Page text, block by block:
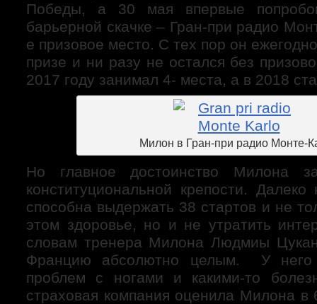
Победы, а 30 мая впервые
барьерной скачке – Гран-при радио
е призовое место. С тех пор он
призе и ни разу не остался без
2017 году занимал 4- места, а в 2018
Милон в Гран-при радио Монте-
Но главное достоинство Милона
конституциональной крепости.
способна выдержать 38 стартов и не
этом здоровье, но и не утратить
словам тренера Милона Людмиы
Францию абсолютно целым. У него
проблем с ногами и какими-то
страховая компания оценила Милона